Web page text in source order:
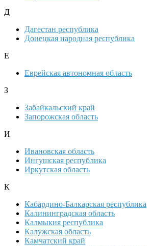
Д
Дагестан республика
Донецкая народная республика
Е
Еврейская автономная область
З
Забайкальский край
Запорожская область
И
Ивановская область
Ингушская республика
Иркутская область
К
Кабардино-Балкарская республика
Калининградская область
Калмыкия республика
Калужская область
Камчатский край